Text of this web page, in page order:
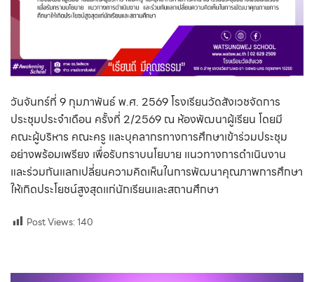
วันจันทร์ที่ 9 กุมภาพันธ์ พ.ศ. 2569 โรงเรียนวัดสังเวชจัดการ
ประชุมประจำเดือน ครั้งที่ 2/2569 ณ ห้องพัฒนาผู้เรียน โดยมี
คณะผู้บริหาร คณะครู และบุคลากรทางการศึกษาเข้าร่วมประชุม
อย่างพร้อมเพรียง เพื่อรับทราบนโยบาย แนวทางการดำเนินงาน
และร่วมกันแลกเปลี่ยนความคิดเห็นในการพัฒนาคุณภาพการศึกษา
ให้เกิดประโยชน์สูงสุดแก่นักเรียนและสถานศึกษา
Post Views:140